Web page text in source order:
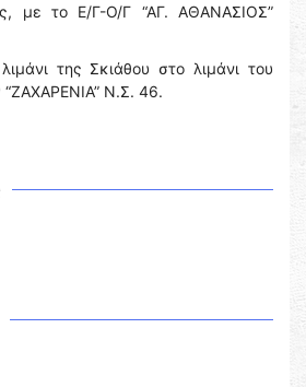
με το Ε/Γ-Ο/Γ “ΑΓ. ΑΘΑΝΑΣΙΟΣ”
της Σκιάθου στο λιμάνι του
Ν.Σ. 46.